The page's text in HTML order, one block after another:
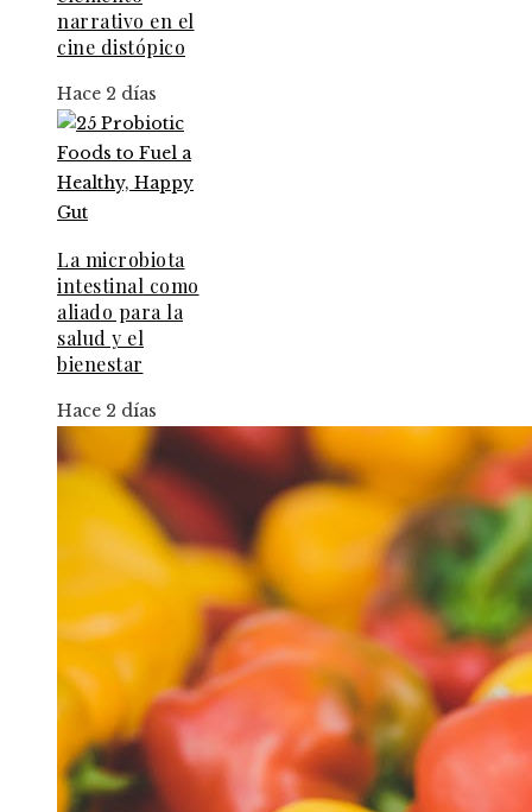
narrativo en el
cine distópico
Hace 2 días
La microbiota
intestinal como
aliado para la
salud y el
bienestar
Hace 2 días